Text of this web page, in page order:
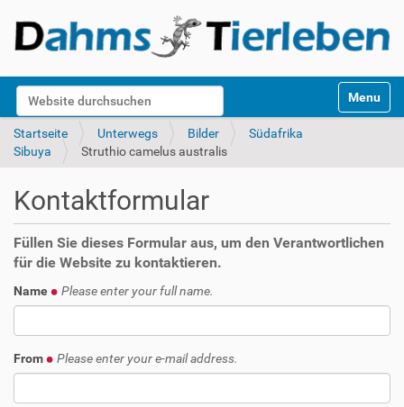
Website durchsuchen
k
Toggle
Startseite Unterwegs Bilder
Südafrika
Sibuya
Struthio camelus australis
Kontaktformular
Füllen Sie dieses Formular aus, um den Verantwortlichen
für die Website zu kontaktieren.
Name Please enter your full name.
From Please enter your e-mail address.